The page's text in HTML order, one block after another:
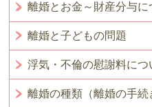
離婚とお金～財産分与に
離婚と子どもの問題
浮気・不倫の慰謝料につ
離婚の種類（離婚の手続